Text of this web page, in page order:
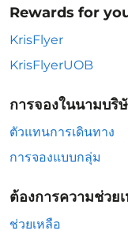
Rewards for
KrisFlyer
KrisFlyerUOB
การจองในนามบริ
ตัวแทนการเดินทาง
การจองแบบกลุ่ม
ต้องการความช่วย
ช่วยเหลือ